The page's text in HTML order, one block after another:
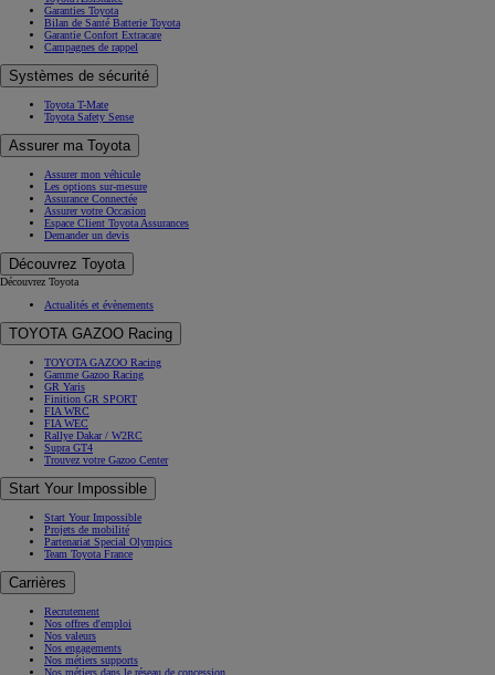
Garanties Toyota
Bilan de Santé Batterie Toyota
Garantie Confort Extracare
Campagnes de rappel
Systèmes de sécurité
Toyota T-Mate
Toyota Safety Sense
Assurer ma Toyota
Assurer mon véhicule
Les options sur-mesure
Assurance Connectée
Assurer votre Occasion
Espace Client Toyota Assurances
Demander un devis
Découvrez Toyota
Découvrez Toyota
Actualités et évènements
TOYOTA GAZOO Racing
TOYOTA GAZOO Racing
Gamme Gazoo Racing
GR Yaris
Finition GR SPORT
FIA WRC
FIA WEC
Rallye Dakar / W2RC
Supra GT4
Trouvez votre Gazoo Center
Start Your Impossible
Start Your Impossible
Projets de mobilité
Partenariat Special Olympics
Team Toyota France
Carrières
Recrutement
Nos offres d'emploi
Nos valeurs
Nos engagements
Nos métiers supports
Nos métiers dans le réseau de concession